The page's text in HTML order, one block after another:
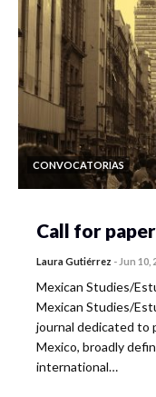
CONVOCATORIAS
Call for
Laura Gutiérrez - Jun 10,
Mexican Studies/
Mexican Studies/
journal dedicated to
Mexico, broadly
international…